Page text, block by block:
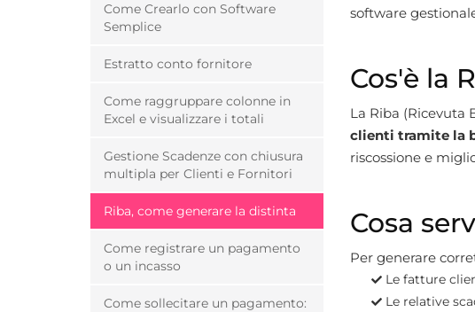
software
Cos'è la
La Riba (Ricevuta
clienti tramite la
riscossione e
Cosa
Per generare
Le fatture
Le relative
Come Crearlo con Software
Semplice
Estratto conto fornitore
Come raggruppare colonne in
Excel e visualizzare i totali
Gestione Scadenze con chiusura
multipla per Clienti e Fornitori
Riba, come generare la distinta
Come registrare un pagamento
o un incasso
Come sollecitare un pagamento: